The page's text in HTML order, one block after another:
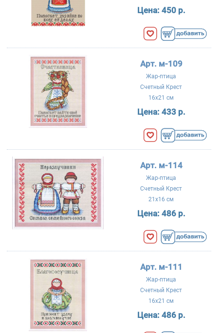
Цена: 450 р.
Арт. м-109
Жар-птица
Счетный Крест
16x21 см
Цена: 433 р.
Арт. м-114
Жар-птица
Счетный Крест
21x16 см
Цена: 486 р.
Арт. м-111
Жар-птица
Счетный Крест
16x21 см
Цена: 486 р.